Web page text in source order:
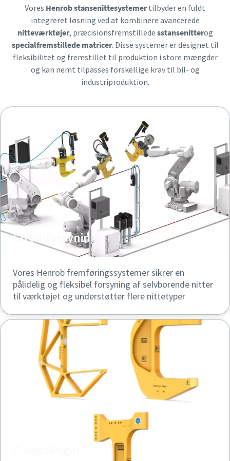
Vores Henrob stansenittesystemertilbyder en fuldt
integreret løsning ved at kombinere avancerede
nitteværktøjer, præcisionsfremstillede sstansenitterog
specialfremstillede matricer. Disse systemer er designet til
fleksibilitet og fremstillet til produktion i store mængder
og kan nemt tilpasses forskellige krav til bil- og
industriproduktion.
Strømforsynings-
Vores Henrob fremføringssystemer sikrer en
pålidelig og fleksibel forsyning af selvborende nitter
til værktøjet og understøtter flere nittetyper
Jeg er ikke en robot
Klik for at starte verifikationen
Friendly Captcha ⇗
Jeg er ikke en robot
Klik for at starte verifikationen
Friendly Captcha ⇗